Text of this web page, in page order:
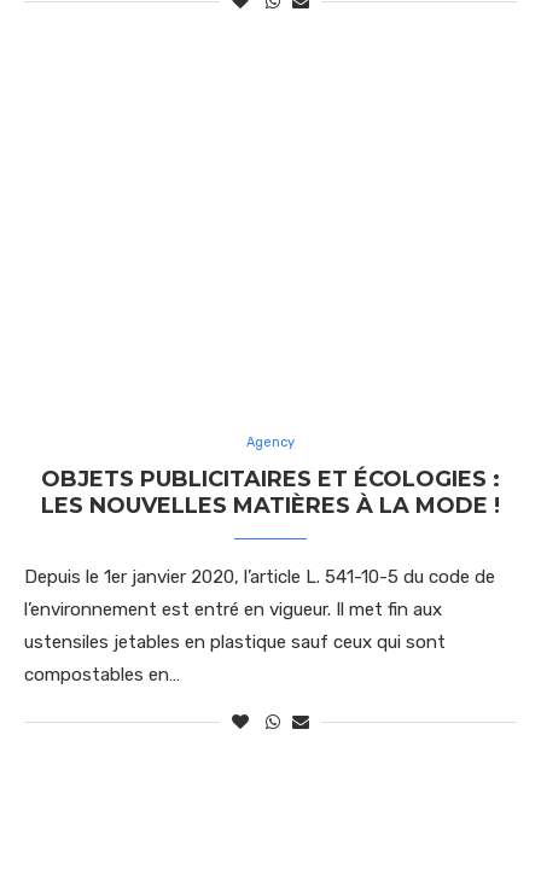
Agency
OBJETS PUBLICITAIRES ET ÉCOLOGIES :
LES NOUVELLES MATIÈRES À LA MODE !
Depuis le 1er janvier 2020, l’article L. 541-10-5 du code de
l’environnement est entré en vigueur. Il met fin aux
ustensiles jetables en plastique sauf ceux qui sont
compostables en…